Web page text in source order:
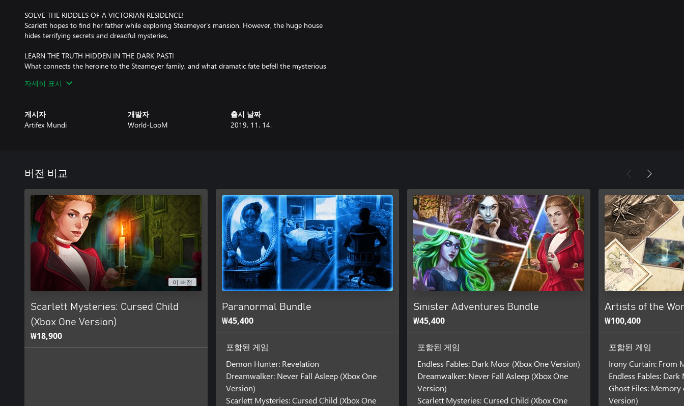
SOLVE THE RIDDLES OF A VICTORIAN RESIDENCE!
Scarlett hopes to find her father while exploring Steameyer's mansion. However, the huge house
hides terrifying secrets and dreadful mysteries.
LEARN THE TRUTH HIDDEN IN THE DARK PAST!
What connects the heroine to the Steameyer family, and what dramatic fate befell the mysterious
자세히 표시
게시자
Artifex Mundi
개발자
World-LooM
출시 날짜
2019. 11. 14.
버전 비교
이 버전
Scarlett Mysteries: Cursed Child
(Xbox One Version)
₩18,900
Paranormal Bundle
₩45,400
포함된 게임
Demon Hunter: Revelation
Dreamwalker: Never Fall Asleep (Xbox One
Version)
Scarlett Mysteries: Cursed Child (Xbox One
Sinister Adventures Bundle
₩45,400
포함된 게임
Endless Fables: Dark Moor (Xbox One Version)
Dreamwalker: Never Fall Asleep (Xbox One
Version)
Scarlett Mysteries: Cursed Child (Xbox One
Artists of the
₩100,400
포함된 게임
Irony Curtain: From
Endless Fables:
Ghost Files:
Version)